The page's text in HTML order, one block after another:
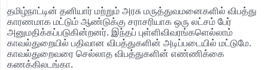
தமிழ்நாட்டின் தனியார் மற்றும் அரசு மருத்துவமனைகளில் விபத்து
காரணமாக மட்டும் ஆண்டுக்கு சராசரியாக ஒரு லட்சம் பேர்
அனுமதிக்கப்படுகின்றனர். இந்தப் புள்ளிவிவரங்களெல்லாம்
காவல்துறையில் பதிவான விபத்துகளின் அடிப்படையில் மட்டுமே.
காவல்துறைவரை செல்லாத விபத்துகளின் எண்ணிக்கை
கணக்கிலடங்கா.